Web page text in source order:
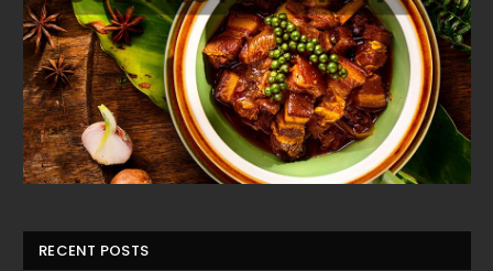
RECENT POSTS